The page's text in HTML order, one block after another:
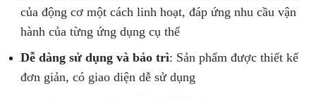
của động cơ một cách linh hoạt, đáp ứng nhu cầu vận
hành của từng ứng dụng cụ thể
Dễ dàng sử dụng và bảo trì: Sản phẩm được thiết kế
đơn giản, có giao diện dễ sử dụng